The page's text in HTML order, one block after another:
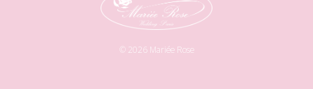
© 2026Mariée Rose